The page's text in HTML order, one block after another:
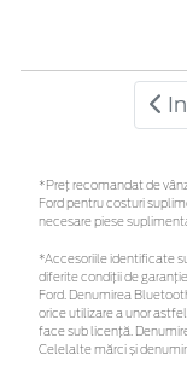
*Preţ recomandat de
Ford pentru costuri
necesare piese
*Accesoriile identificate
diferite condiții de
Ford. Denumirea
orice utilizare a unor
face sub licență.
Celelalte mărci și